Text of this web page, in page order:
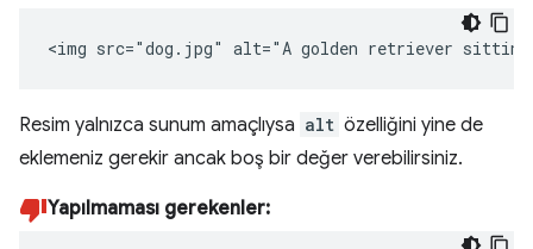
<img src="dog.jpg" alt="A golden retriever sitting
Resim yalnızca sunum amaçlıysa alt özelliğini yine de
eklemeniz gerekir ancak boş bir değer verebilirsiniz.
Yapılmaması gerekenler: